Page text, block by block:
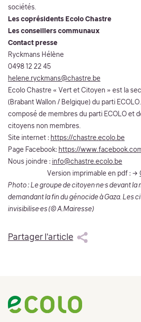
sociétés.
Les coprésidents Ecolo Chastre
Les conseillers communaux
Contact presse
Ryckmans Hélène
0498 12 22 45
helene.ryckmans@chastre.be
Ecolo Chastre « Vert et Citoyen » est la
(Brabant Wallon / Belgique) du parti
composé de membres du parti ECOLO et
citoyens non membres.
Site internet : https://chastre.ecolo.be
Page Facebook: https://
Nous joindre : info@chastre.ecolo.be
Version imprimable en pdf : →
Photo : Le groupe de citoyen·ne·s devant
demandant la fin du génocide à Gaza. Les
invisibilise·es (© A.Mairesse)
Partager l'article